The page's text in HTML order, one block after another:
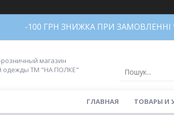
-100 ГРН ЗНИЖКА ПРИ ЗАМОВЛЕННІ
магазин
одежды ТМ "НА ПОЛКЕ"
ГЛАВНАЯ ТОВАРЫ И